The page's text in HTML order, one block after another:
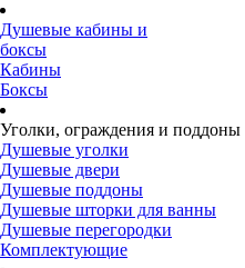
Душевые кабины и
боксы
Кабины
Боксы
Уголки, ограждения и поддоны
Душевые уголки
Душевые двери
Душевые поддоны
Душевые шторки для ванны
Душевые перегородки
Комплектующие